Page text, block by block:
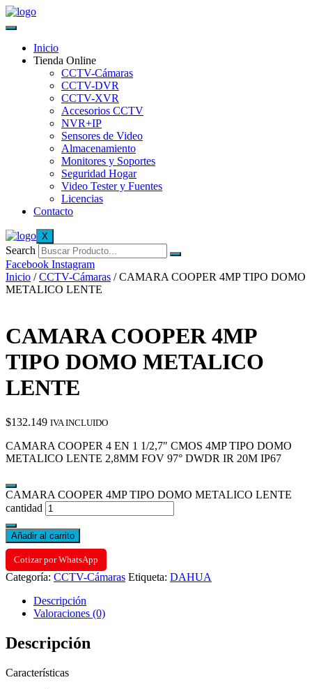
Inicio
Tienda Online
CCTV-Cámaras
CCTV-DVR
CCTV-XVR
Accesorios CCTV
NVR+IP
Sensores de Video
Almacenamiento
Monitores y Soportes
Seguridad Hogar
Video Tester y Fuentes
Licencias
Contacto
X
Search
Facebook Instagram
Inicio /CCTV-Cámaras / CAMARA COOPER 4MP TIPO DOMO
METALICO LENTE
CAMARA COOPER 4MP
TIPO DOMO METALICO
LENTE
$132.149 IVA INCLUIDO
CAMARA COOPER 4 EN 1 1/2,7″ CMOS 4MP TIPO DOMO
METALICO LENTE 2,8MM FOV 97° DWDR IR 20M IP67
CAMARA COOPER 4MP TIPO DOMO METALICO LENTE
cantidad
Añadir al carrito
Cotizar por WhatsApp
Categoría: CCTV-Cámaras Etiqueta: DAHUA
Descripción
Valoraciones (0)
Descripción
Características